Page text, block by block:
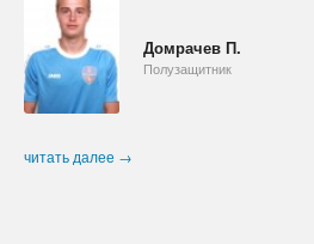
Домрачев П.
Полузащитник
читать далее →